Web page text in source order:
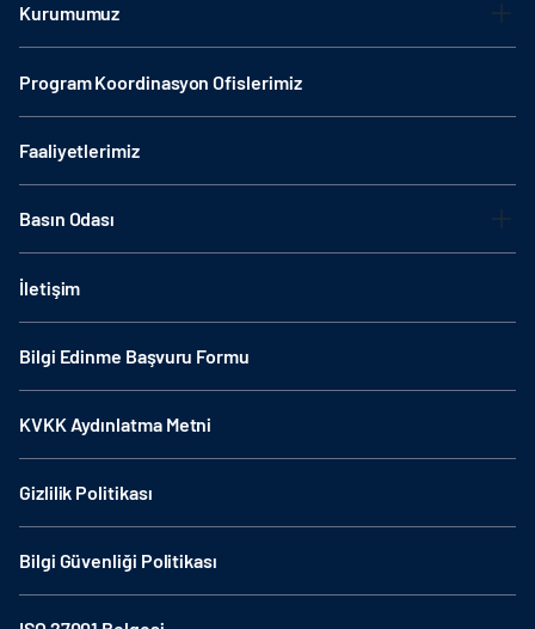
Kurumumuz
Program Koordinasyon Ofislerimiz
Faaliyetlerimiz
Basın Odası
İletişim
Bilgi Edinme Başvuru Formu
KVKK Aydınlatma Metni
Gizlilik Politikası
Bilgi Güvenliği Politikası